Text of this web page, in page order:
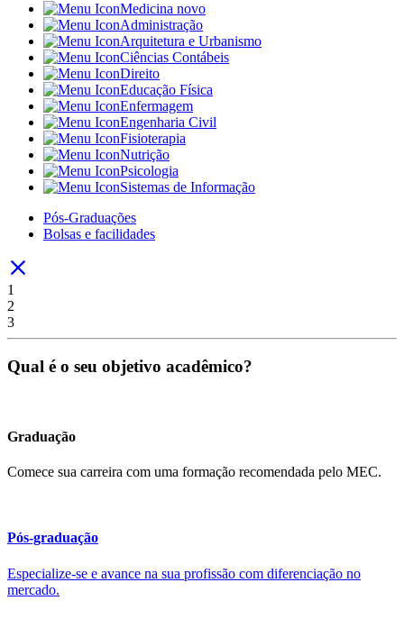
Medicina novo
Administração
Arquitetura e Urbanismo
Ciências Contábeis
Direito
Educação Física
Enfermagem
Engenharia Civil
Fisioterapia
Nutrição
Psicologia
Sistemas de Informação
Pós-Graduações
Bolsas e facilidades
1
2
3
Qual é o seu objetivo acadêmico?
Graduação
Comece sua carreira com uma formação recomendada pelo MEC.
Pós-graduação
Especialize-se e avance na sua profissão com diferenciação no
mercado.